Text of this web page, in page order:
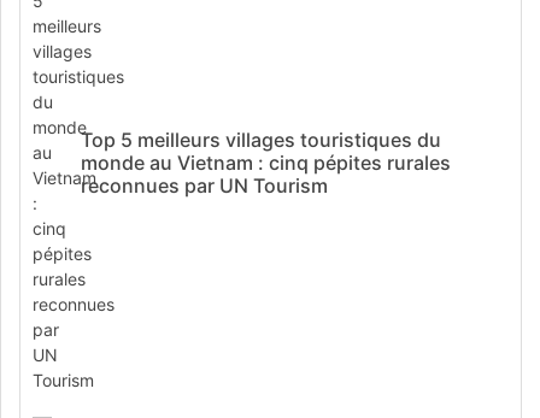
Top 5 meilleurs villages touristiques du
monde au Vietnam : cinq pépites rurales
reconnues par UN Tourism